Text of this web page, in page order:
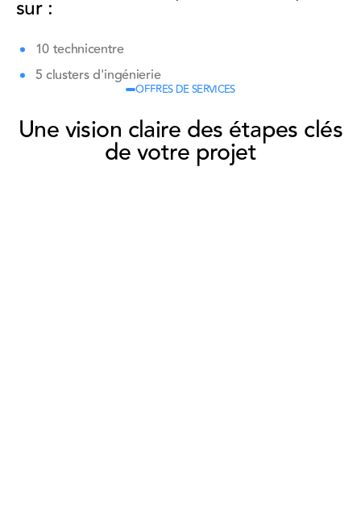
sur :
10 technicentre
5 clusters d'ingénierie
OFFRES DE SERVICES
Une vision claire des étapes clés
de votre projet